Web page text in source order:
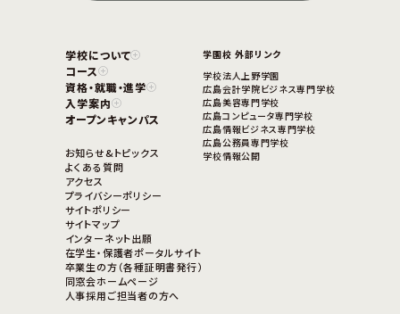
学校について
コース
資格・就職・進学
入学案内
オープンキャンパス
お知らせ&トピックス
よくある質問
アクセス
プライバシーポリシー
サイトポリシー
サイトマップ
インターネット出願
在学生・保護者ポータルサイト
卒業生の方（各種証明書発行）
同窓会ホームページ
人事採用ご担当者の方へ
学園校 外部リンク
学校法人上野学園
広島会計学院ビジネス専門学校
広島美容専門学校
広島コンピュータ専門学校
広島情報ビジネス専門学校
広島公務員専門学校
学校情報公開